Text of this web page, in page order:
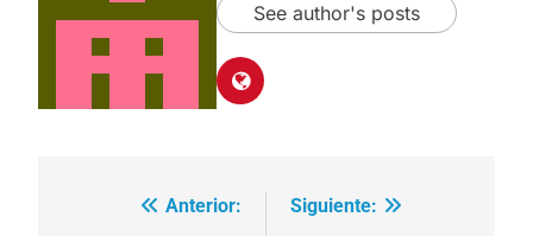
See author's posts
Navegación
Anterior:
Siguiente: